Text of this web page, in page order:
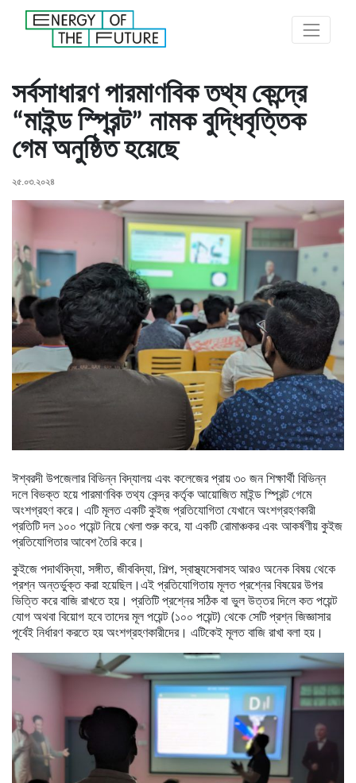
সর্বসাধারণ পারমাণবিক তথ্য কেন্দ্রে
“মাইন্ড স্প্রিন্ট” নামক বুদ্ধিবৃত্তিক
গেম অনুষ্ঠিত হয়েছে
২৫.০৩.২০২৪
ঈশ্বরদী উপজেলার বিভিন্ন বিদ্যালয় এবং কলেজের প্রায় ৩০ জন শিক্ষার্থী বিভিন্ন
দলে বিভক্ত হয়ে পারমাণবিক তথ্য কেন্দ্র কর্তৃক আয়োজিত মাইন্ড স্প্রিন্ট গেমে
অংশগ্রহণ করে। এটি মূলত একটি কুইজ প্রতিযোগিতা যেখানে অংশগ্রহণকারী
প্রতিটি দল ১০০ পয়েন্ট নিয়ে খেলা শুরু করে, যা একটি রোমাঞ্চকর এবং আকর্ষণীয় কুইজ
প্রতিযোগিতার আবেশ তৈরি করে।
কুইজে পদার্থবিদ্যা, সঙ্গীত, জীববিদ্যা, শিল্প, স্বাস্থ্যসেবাসহ আরও অনেক বিষয় থেকে
প্রশ্ন অন্তর্ভুক্ত করা হয়েছিল।এই প্রতিযোগিতায় মূলত প্রশ্নের বিষয়ের উপর
ভিত্তি করে বাজি রাখতে হয়। প্রতিটি প্রশ্নের সঠিক বা ভুল উত্তর দিলে কত পয়েন্ট
যোগ অথবা বিয়োগ হবে তাদের মূল পয়েন্ট (১০০ পয়েন্ট) থেকে সেটি প্রশ্ন জিজ্ঞাসার
পূর্বেই নির্ধারণ করতে হয় অংশগ্রহণকারীদের। এটিকেই মূলত বাজি রাখা বলা হয়।